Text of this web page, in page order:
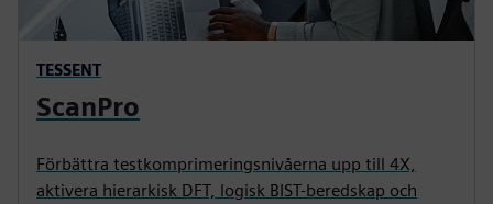
TESSENT
ScanPro
Förbättra testkomprimeringsnivåerna upp till 4X,
aktivera hierarkisk DFT, logisk BIST-beredskap och